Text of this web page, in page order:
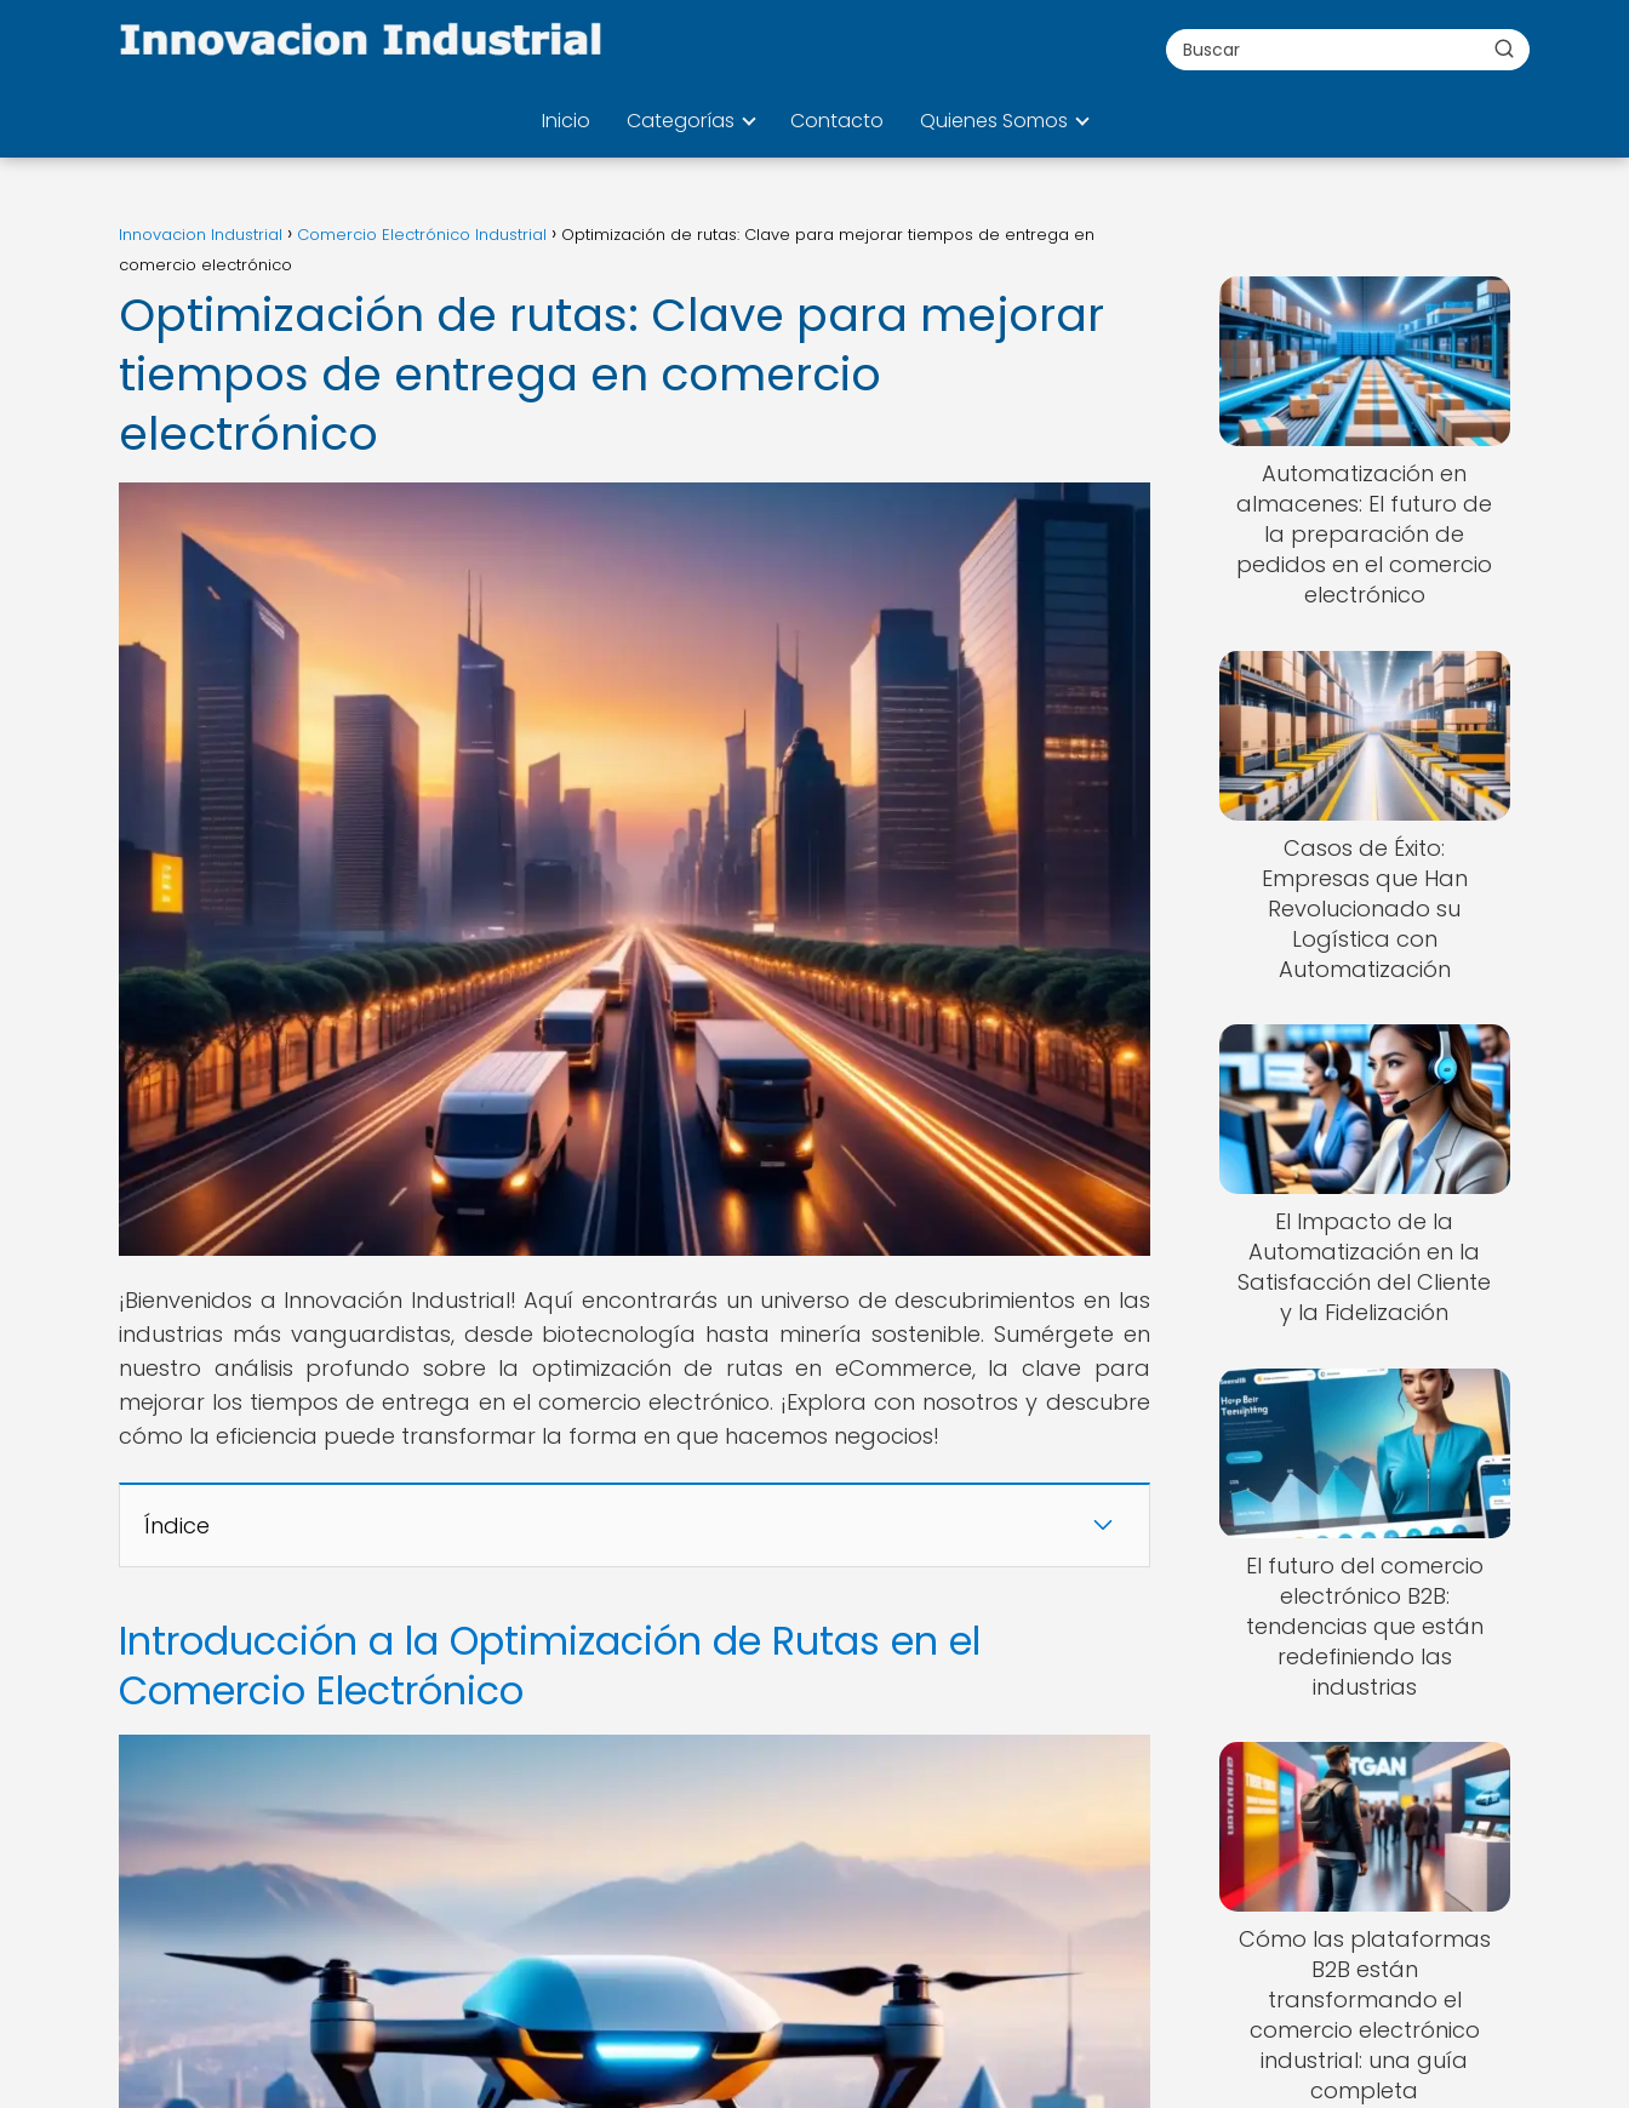
Inicio Categorías Contacto Quienes Somos
Innovacion Industrial Comercio Electrónico Industrial
Optimización de rutas: Clave para mejorar tiempos de entrega en
comercio electrónico
Optimización de rutas: Clave para mejorar
tiempos de entrega en comercio
electrónico
¡Bienvenidos a Innovación Industrial! Aquí encontrarás un universo de descubrimientos en las
industrias más vanguardistas, desde biotecnología hasta minería sostenible. Sumérgete en
nuestro análisis profundo sobre la optimización de rutas en eCommerce, la clave para
mejorar los tiempos de entrega en el comercio electrónico. ¡Explora con nosotros y descubre
cómo la eficiencia puede transformar la forma en que hacemos negocios!
Índice
Introducción a la Optimización de Rutas en el
Comercio Electrónico
Automatización en
almacenes: El futuro de
la preparación de
pedidos en el comercio
electrónico
Casos de Éxito:
Empresas que Han
Revolucionado su
Logística con
Automatización
El Impacto de la
Automatización en la
Satisfacción del Cliente
y la Fidelización
El futuro del comercio
electrónico B2B:
tendencias que están
redefiniendo las
industrias
Cómo las plataformas
B2B están
transformando el
comercio electrónico
industrial: una guía
completa